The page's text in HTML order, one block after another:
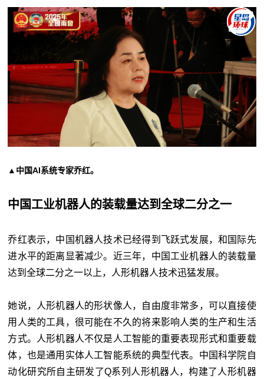
▲中国AI系统专家乔红。
中国工业机器人的装载量达到全球二分之一
乔红表示，中国机器人技术已经得到飞跃式发展，和国际先
进水平的距离显著减少。近三年，中国工业机器人的装载量
达到全球二分之一以上，人形机器人技术迅猛发展。
她说，人形机器人的形状像人，自由度非常多，可以直接使
用人类的工具，很可能在不久的将来影响人类的生产和生活
方式。人形机器人不仅是人工智能的重要表现形式和重要载
体，也是通用实体人工智能系统的典型代表。中国科学院自
动化研究所自主研发了Q系列人形机器人，构建了人形机器